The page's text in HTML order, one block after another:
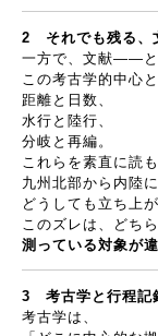
2 それでも残る、
一方で、文献――
この考古学的中心と
距離と日数、
水行と陸行、
分岐と再編。
これらを素直に読
九州北部から内陸
どうしても立ち上
このズレは、どち
測っている対象が違
3 考古学と行程記
考古学は、